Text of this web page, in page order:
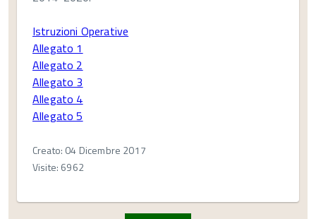
Istruzioni Operative
Allegato 1
Allegato 2
Allegato 3
Allegato 4
Allegato 5
Creato: 04 Dicembre 2017
Visite: 6962